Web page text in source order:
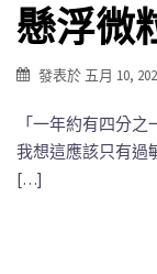
懸浮微
發表於 五月 10,
「一年約有四分
我想這應該只有過
[…]